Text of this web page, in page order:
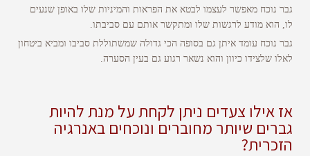
גבר נוכח מאפשר לעצמו לבטא את הפראות והמיניות שלו באופן שנעים
לו, הוא מודע לרגשות שלו ומתקשר אותם עם סביבתו.
גבר נוכח עומד איתן גם בסופה הכי גדולה שמשתוללת סביבו ומביא ביטחון
לאלו שלצידו כיוון והוא נשאר רגוע גם בעין הסערה.
אז אילו צעדים ניתן לקחת על מנת להיות
גברים שיותר מחוברים ונוכחים באנרגיה
הזכרית?